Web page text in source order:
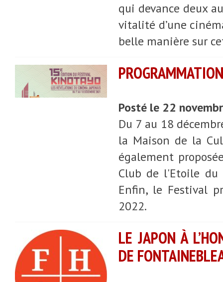
qui devance deux
vitalité d’une
belle manière sur
Posté le 22
Du 7 au 18
la Maison de la
également
Club de l'Etoile du
Enfin, le Festival
2022.
LE JAPON À
DE